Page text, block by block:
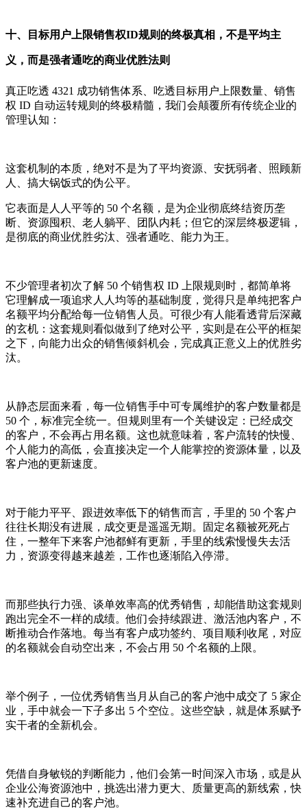
十、目标用户上限销售权ID规则的终极真相，不是平均主
义，而是强者通吃的商业优胜法则
真正吃透 4321 成功销售体系、吃透目标用户上限数量、销售
权 ID 自动运转规则的终极精髓，我们会颠覆所有传统企业的
管理认知：
这套机制的本质，绝对不是为了平均资源、安抚弱者、照顾新
人、搞大锅饭式的伪公平。
它表面是人人平等的 50 个名额，是为企业彻底终结资历垄
断、资源囤积、老人躺平、团队内耗；但它的深层终极逻辑，
是彻底的商业优胜劣汰、强者通吃、能力为王。
不少管理者初次了解 50 个销售权 ID 上限规则时，都简单将
它理解成一项追求人人均等的基础制度，觉得只是单纯把客户
名额平均分配给每一位销售人员。可很少有人能看透背后深藏
的玄机：这套规则看似做到了绝对公平，实则是在公平的框架
之下，向能力出众的销售倾斜机会，完成真正意义上的优胜劣
汰。
从静态层面来看，每一位销售手中可专属维护的客户数量都是
50 个，标准完全统一。但规则里有一个关键设定：已经成交
的客户，不会再占用名额。这也就意味着，客户流转的快慢、
个人能力的高低，会直接决定一个人能掌控的资源体量，以及
客户池的更新速度。
对于能力平平、跟进效率低下的销售而言，手里的 50 个客户
往往长期没有进展，成交更是遥遥无期。固定名额被死死占
住，一整年下来客户池都鲜有更新，手里的线索慢慢失去活
力，资源变得越来越差，工作也逐渐陷入停滞。
而那些执行力强、谈单效率高的优秀销售，却能借助这套规则
跑出完全不一样的成绩。他们会持续跟进、激活池内客户，不
断推动合作落地。每当有客户成功签约、项目顺利收尾，对应
的名额就会自动空出来，不会占用 50 个名额的上限。
举个例子，一位优秀销售当月从自己的客户池中成交了 5 家企
业，手中就会一下子多出 5 个空位。这些空缺，就是体系赋予
实干者的全新机会。
凭借自身敏锐的判断能力，他们会第一时间深入市场，或是从
企业公海资源池中，挑选出潜力更大、质量更高的新线索，快
速补充进自己的客户池。